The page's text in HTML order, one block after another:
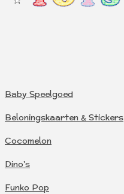
Baby Speelgoed
Beloningskaarten & Stickers
Cocomelon
Dino's
Funko Pop